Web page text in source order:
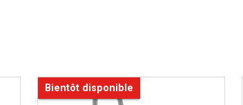
Bientôt disponible